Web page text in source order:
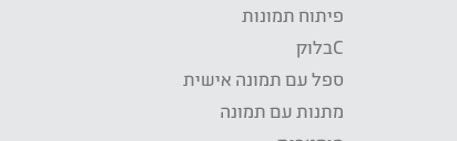
פיתוח תמונות
Cבלוק
ספל עם תמונה אישית
מתנות עם תמונה